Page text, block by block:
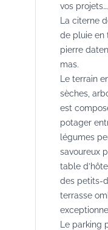
vos projets….
La citerne
de pluie en
pierre
mas.
Le terrain
sèches,
est
potager
légumes
savoureux
table
des petits-
terrasse
Le parking